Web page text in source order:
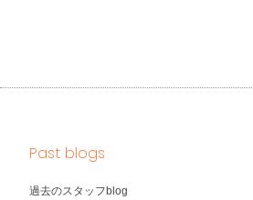
Past blogs
過去のスタッフblog